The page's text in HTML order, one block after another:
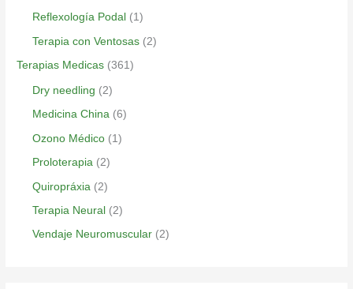
Reflexología Podal (1)
Terapia con Ventosas (2)
Terapias Medicas (361)
Dry needling (2)
Medicina China (6)
Ozono Médico (1)
Proloterapia (2)
Quiropráxia (2)
Terapia Neural (2)
Vendaje Neuromuscular (2)